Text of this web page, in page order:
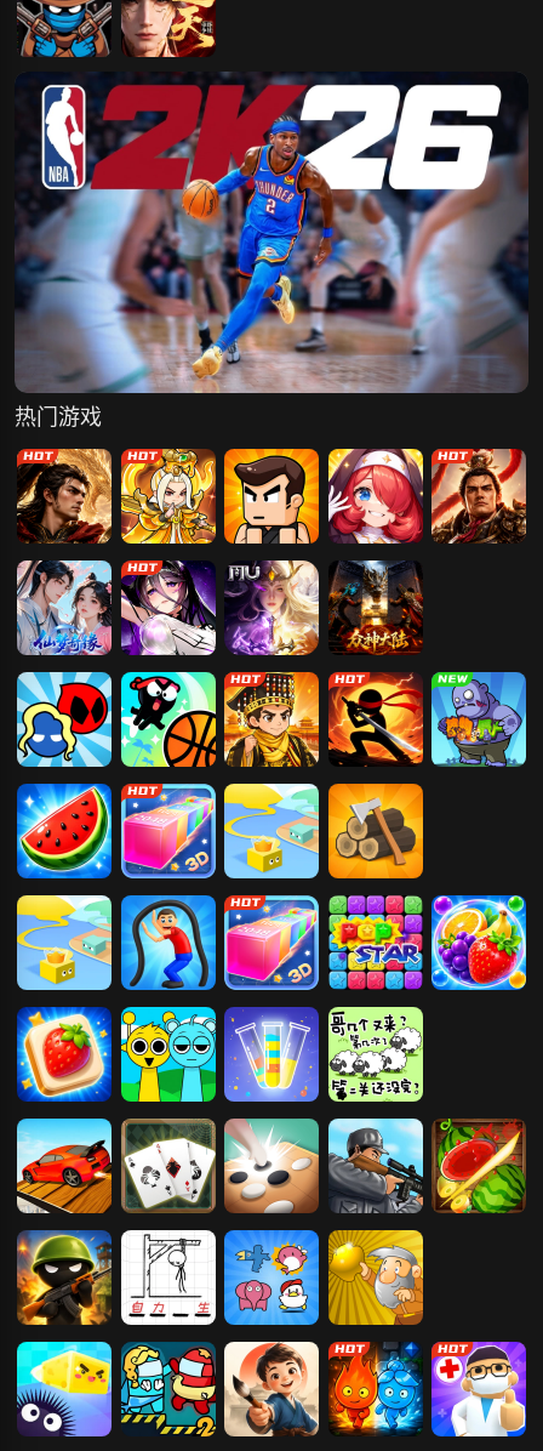
列车侦探
遮天：帝路争
锋
热门游戏
传奇霸主 软泥星球 疯狂宝贝 冒险守护
仙梦奇缘 爱琳诗篇 神兵奇迹 众神大陆
红蓝大冒险 疯狂灌篮 我要当皇帝
火柴人功夫对
战
果蔬连连看
3D贪吃蛇大作
战
Paper.io 部落崛起
Paper.io 救命之线
3D贪吃蛇大作
战
消灭星星
连连看2 节奏盒子 倒水大师 咩了个咩
飙飙飞车 蜘蛛纸牌 五林 狙击小日本2
我的兄弟我的
团
拯救火柴人 宠物连连看 黄金矿工